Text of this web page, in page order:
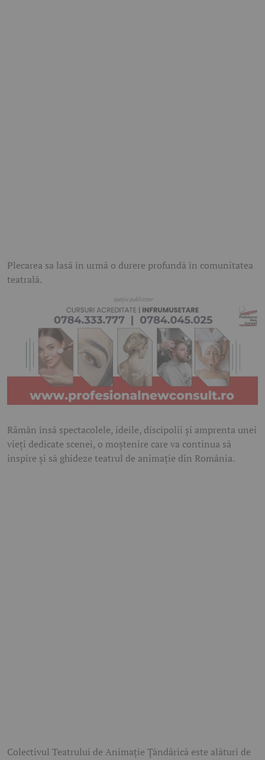
Plecarea sa lasă în urmă o durere profundă în comunitatea
teatrală.
Rămân însă spectacolele, ideile, discipolii și amprenta unei
vieți dedicate scenei, o moștenire care va continua să
inspire și să ghideze teatrul de animație din România.
Colectivul Teatrului de Animație Țăndărică este alături de